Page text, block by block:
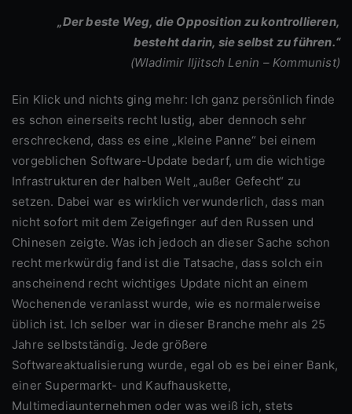
„Der beste Weg, die Opposition zu kontrollieren,
besteht darin, sie selbst zu führen.“
(Wladimir Iljitsch Lenin – Kommunist)
Ein Klick und nichts ging mehr: Ich ganz persönlich finde
es schon einerseits recht lustig, aber dennoch sehr
erschreckend, dass es eine „kleine Panne“ bei einem
vorgeblichen Software-Update bedarf, um die wichtige
Infrastrukturen der halben Welt „außer Gefecht“ zu
setzen. Dabei war es wirklich verwunderlich, dass man
nicht sofort mit dem Zeigefinger auf den Russen und
Chinesen zeigte. Was ich jedoch an dieser Sache schon
recht merkwürdig fand ist die Tatsache, dass solch ein
anscheinend recht wichtiges Update nicht an einem
Wochenende veranlasst wurde, wie es normalerweise
üblich ist. Ich selber war in dieser Branche mehr als 25
Jahre selbstständig. Jede größere
Softwareaktualisierung wurde, egal ob es bei einer Bank,
einer Supermarkt- und Kaufhauskette,
Multimediaunternehmen oder was weiß ich, stets